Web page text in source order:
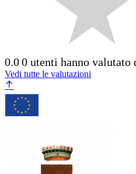
0.00 utenti hanno valutato
Vedi tutte le valutazioni